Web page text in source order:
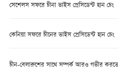
সেশেলস সফরে চীনা ভাইস প্রেসিডেন্ট হান চেং
কেনিয়া সফরে চীনের ভাইস প্রেসিডেন্ট হান চেং
চীন-বেলারুশের সাথে সম্পর্ক আরও গভীর করতে